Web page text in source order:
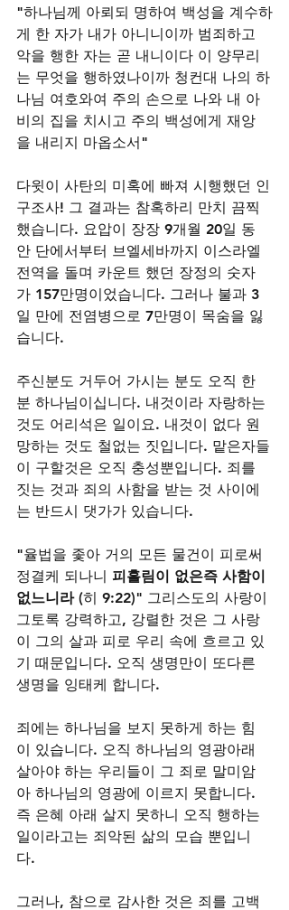
"하나님께 아뢰되 명하여 백성을 계수하
게 한 자가 내가 아니니이까 범죄하고
악을 행한 자는 곧 내니이다 이 양무리
는 무엇을 행하였나이까 청컨대 나의 하
나님 여호와여 주의 손으로 나와 내 아
비의 집을 치시고 주의 백성에게 재앙
을 내리지 마옵소서"
다윗이 사탄의 미혹에 빠져 시행했던 인
구조사! 그 결과는 참혹하리 만치 끔찍
했습니다. 요압이 장장 9개월 20일 동
안 단에서부터 브엘세바까지 이스라엘
전역을 돌며 카운트 했던 장정의 숫자
가 157만명이었습니다. 그러나 불과 3
일 만에 전염병으로 7만명이 목숨을 잃
습니다.
주신분도 거두어 가시는 분도 오직 한
분 하나님이십니다. 내것이라 자랑하는
것도 어리석은 일이요. 내것이 없다 원
망하는 것도 철없는 짓입니다. 맡은자들
이 구할것은 오직 충성뿐입니다. 죄를
짓는 것과 죄의 사함을 받는 것 사이에
는 반드시 댓가가 있습니다.
"율법을 좇아 거의 모든 물건이 피로써
정결케 되나니 피흘림이 없은즉 사함이
없느니라 (히 9:22)" 그리스도의 사랑이
그토록 강력하고, 강렬한 것은 그 사랑
이 그의 살과 피로 우리 속에 흐르고 있
기 때문입니다. 오직 생명만이 또다른
생명을 잉태케 합니다.
죄에는 하나님을 보지 못하게 하는 힘
이 있습니다. 오직 하나님의 영광아래
살아야 하는 우리들이 그 죄로 말미암
아 하나님의 영광에 이르지 못합니다.
즉 은혜 아래 살지 못하니 오직 행하는
일이라고는 죄악된 삶의 모습 뿐입니
다.
그러나, 참으로 감사한 것은 죄를 고백